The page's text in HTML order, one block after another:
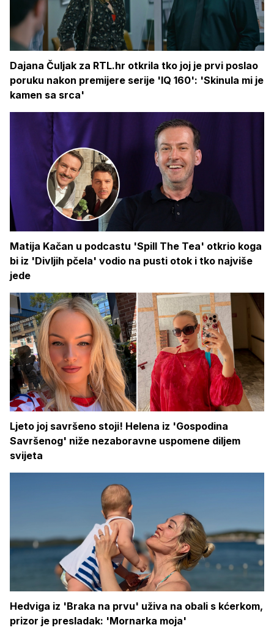
Dajana Čuljak za RTL.hr otkrila tko joj je prvi poslao
poruku nakon premijere serije 'IQ 160': 'Skinula mi je
kamen sa srca'
Matija Kačan u podcastu 'Spill The Tea' otkrio koga
bi iz 'Divljih pčela' vodio na pusti otok i tko najviše
jede
Ljeto joj savršeno stoji! Helena iz 'Gospodina
Savršenog' niže nezaboravne uspomene diljem
svijeta
Hedviga iz 'Braka na prvu' uživa na obali s kćerkom,
prizor je presladak: 'Mornarka moja'